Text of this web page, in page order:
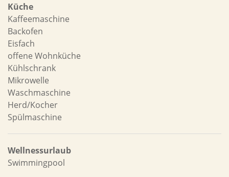
Küche
Kaffeemaschine
Backofen
Eisfach
offene Wohnküche
Kühlschrank
Mikrowelle
Waschmaschine
Herd/Kocher
Spülmaschine
Wellnessurlaub
Swimmingpool